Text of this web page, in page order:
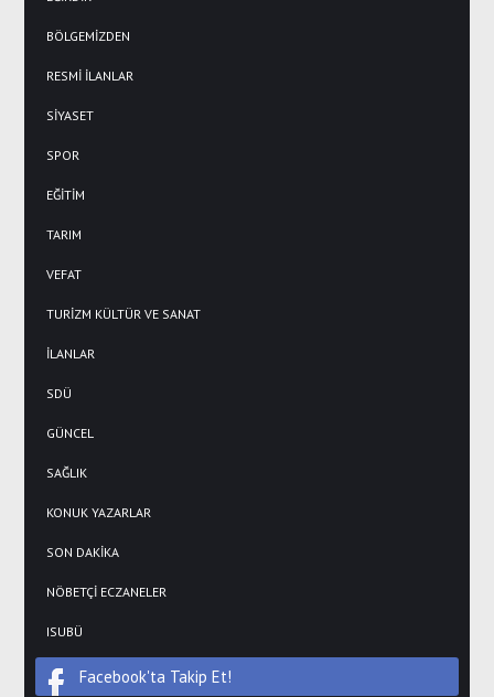
BÖLGEMİZDEN
RESMİ İLANLAR
SİYASET
SPOR
EĞİTİM
TARIM
VEFAT
TURİZM KÜLTÜR VE SANAT
İLANLAR
SDÜ
GÜNCEL
SAĞLIK
KONUK YAZARLAR
SON DAKİKA
NÖBETÇİ ECZANELER
ISUBÜ
Facebook'ta Takip Et!